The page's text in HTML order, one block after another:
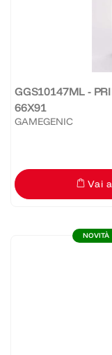
GGS10147ML -
66X91
GAMEGENIC
Vai
NOVITÀ